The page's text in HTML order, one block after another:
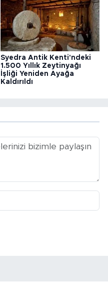
Syedra Antik Kenti'ndeki
1.500 Yıllık Zeytinyağı
İşliği Yeniden Ayağa
Kaldırıldı